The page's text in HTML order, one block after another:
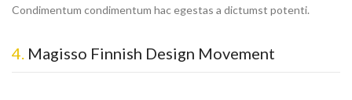
Condimentum condimentum hac egestas a dictumst potenti.
4. Magisso Finnish Design Movement